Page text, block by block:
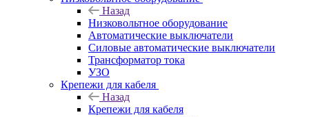
Назад
Низковольтное оборудование
Автоматические выключатели
Силовые автоматические выключатели
Трансформатор тока
УЗО
Крепежи для кабеля
Назад
Крепежи для кабеля